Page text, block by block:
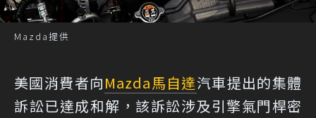
Mazda提供
美國消費者向Mazda馬自達汽車提出的集體
訴訟已達成和解，該訴訟涉及引擎氣門桿密